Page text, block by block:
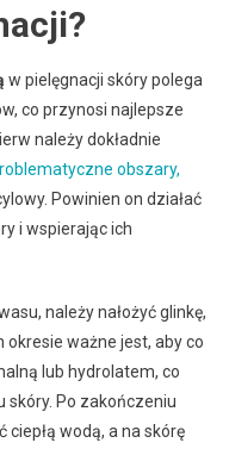
w pielęgnacji skóry polega
co przynosi najlepsze
należy dokładnie
obszary,
Powinien on działać
i wspierając ich
należy nałożyć glinkę,
ważne jest, aby co
lub hydrolatem, co
skóry. Po zakończeniu
ciepłą wodą, a na skórę